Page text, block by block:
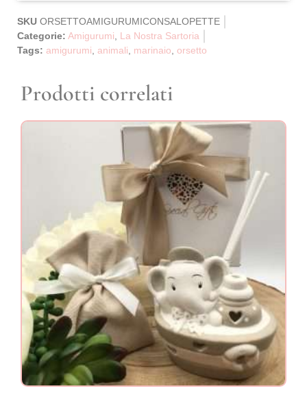
SKU ORSETTOAMIGURUMICONSALOPETTE
Categorie: Amigurumi
La Nostra Sartoria
Tags: amigurumi animali marinaio orsetto
Prodotti correlati